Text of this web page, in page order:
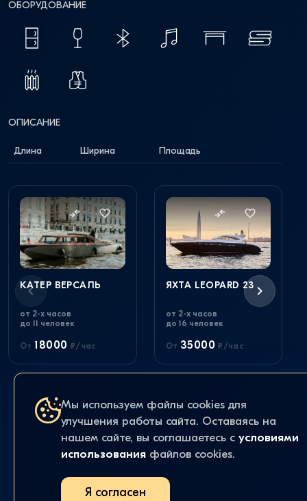
ОБОРУДОВАНИЕ
ОПИСАНИЕ
Длина Ширина Площадь
КАТЕР ВЕРСАЛЬ
от 2-х часов
до 11 человек
От 18000 ₽/час
ЯХТА LEOPARD 23
от 2-х часов
до 16 человек
От 35000 ₽/час
Мы используем файлы cookies для
улучшения работы сайта. Оставаясь на
нашем сайте, вы соглашаетесь с условиями
использования файлов cookies.
Я согласен